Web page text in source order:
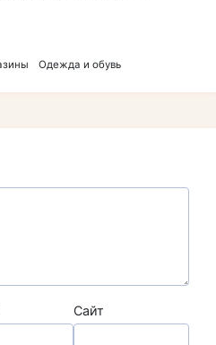
Одежда и обувь
Сайт